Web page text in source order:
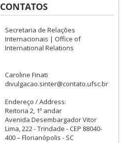
CONTATOS
Secretaria de Relações
Internacionais | Office of
International Relations
Caroline Finati
divulgacao.sinter@contato.ufsc.br
Endereço / Address:
Reitoria 2, 1º andar
Avenida Desembargador Vitor
Lima, 222 - Trindade - CEP 88040-
400 – Florianópolis - SC